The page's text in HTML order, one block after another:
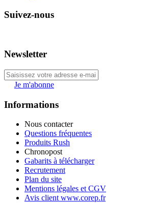
Suivez-nous
Newsletter
Je m'abonne
Informations
Nous contacter
Questions fréquentes
Produits Rush
Chronopost
Gabarits à télécharger
Recrutement
Plan du site
Mentions légales et CGV
Avis client www.corep.fr